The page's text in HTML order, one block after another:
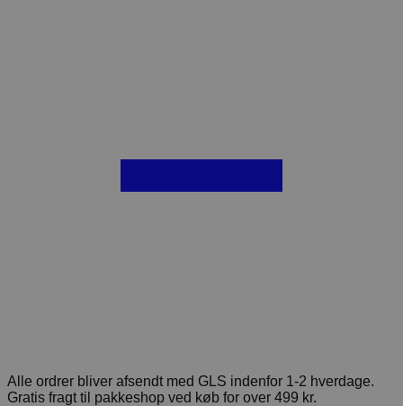
Alle ordrer bliver afsendt med GLS indenfor 1-2 hverdage.
Gratis fragt til pakkeshop ved køb for over 499 kr.